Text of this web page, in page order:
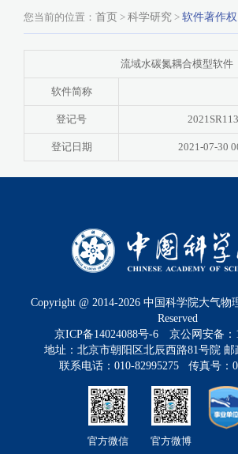
您当前的位置： 首页 > 科学研究 > 软件著作权
流域水碳氮耦合模型软件
软件简称
登记号
登记日期 2021-07-30
Copyright @ 2014-2026 中国科学院大气物
Reserved
京ICP备14024088号-6
京公网安备：
地址：北京市朝阳区北辰西路81号院 邮
联系电话：010-82995275 传真号：
官方微信 官方微博